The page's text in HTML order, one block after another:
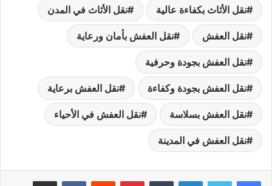
نقل الأثاث بكفاءة عالية نقل الأثاث في المدن
نقل العفش نقل العفش بأمان ورعاية
نقل العفش بجودة وحرفية
نقل العفش بجودة وكفاءة نقل العفش برعاية
نقل العفش بسلاسة نقل العفش في الأحياء
نقل العفش في المدينة
لينكدإن بينتيريست مشاركة عبر البريد